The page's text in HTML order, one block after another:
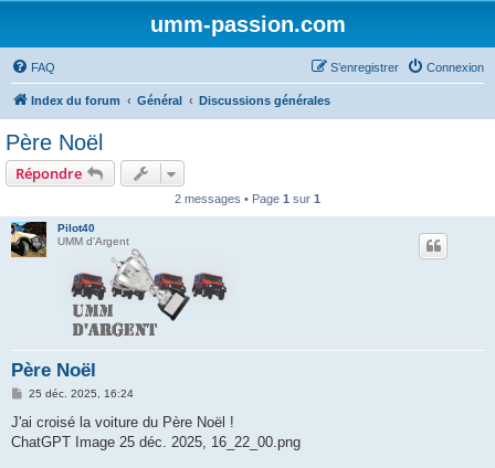
umm-passion.com
FAQ Connexion
S’enregistrer
Index du forum Général Discussions générales
Père Noël
Répondre
2 messages • Page 1 sur 1
Pilot40
UMM d'Argent
Père Noël
M
s
a
25 déc. 2025, 16:24
J'ai croisé la voiture du Père Noël !
ChatGPT Image 25 déc. 2025, 16_22_00.png